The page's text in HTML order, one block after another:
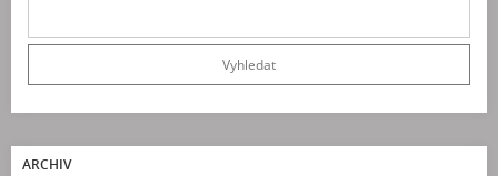
ARCHIV